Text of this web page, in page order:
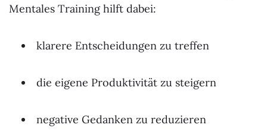
Mentales Training hilft dabei:
klarere Entscheidungen zu treffen
die eigene Produktivität zu steigern
negative Gedanken zu reduzieren